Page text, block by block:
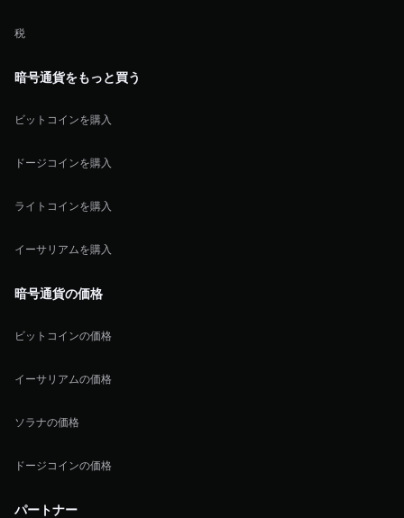
税
暗号通貨をもっと買う
ビットコインを購入
ドージコインを購入
ライトコインを購入
イーサリアムを購入
暗号通貨の価格
ビットコインの価格
イーサリアムの価格
ソラナの価格
ドージコインの価格
パートナー